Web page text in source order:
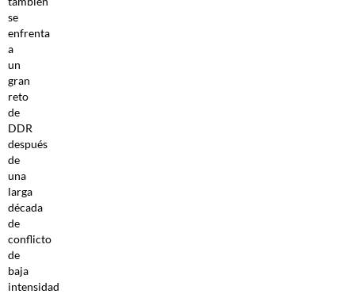
se
enfrenta
a
un
gran
reto
de
DDR
después
de
una
larga
década
de
conflicto
de
baja
intensidad